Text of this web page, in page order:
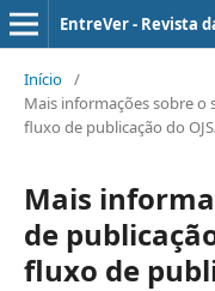
EntreVer - Revista
Início /
Mais informações sobre o
fluxo de publicação do
Mais
de
fluxo de